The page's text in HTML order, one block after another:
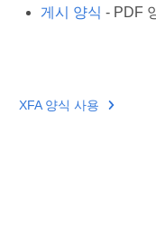
게시 양식 - PDF
XFA 양식 사용